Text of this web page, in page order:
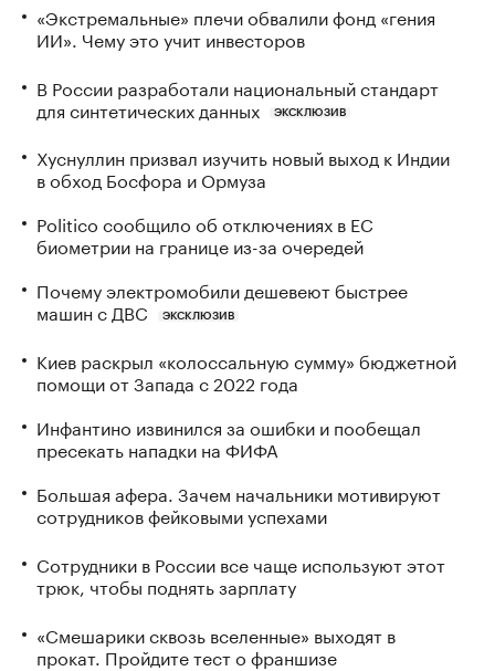
«Экстремальные» плечи обвалили фонд «гения
ИИ». Чему это учит инвесторов
В России разработали национальный стандарт
для синтетических данных
ЭКСКЛЮЗИВ
Хуснуллин призвал изучить новый выход к Индии
в обход Босфора и Ормуза
Politico сообщило об отключениях в ЕС
биометрии на границе из-за очередей
Почему электромобили дешевеют быстрее
машин с ДВС
ЭКСКЛЮЗИВ
Киев раскрыл «колоссальную сумму» бюджетной
помощи от Запада с 2022 года
Инфантино извинился за ошибки и пообещал
пресекать нападки на ФИФА
Большая афера. Зачем начальники мотивируют
сотрудников фейковыми успехами
Сотрудники в России все чаще используют этот
трюк, чтобы поднять зарплату
«Смешарики сквозь вселенные» выходят в
прокат. Пройдите тест о франшизе